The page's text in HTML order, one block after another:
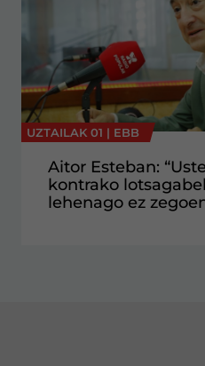
UZTAILAK 01 | EBB
Aitor Esteban:
kontrako
lehenago ez